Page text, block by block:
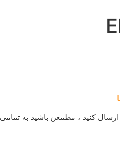
کنید ، مطمعن باشید به